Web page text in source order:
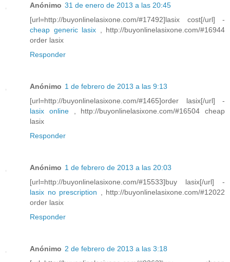
Anónimo 31 de enero de 2013 a las 20:45
[url=http://buyonlinelasixone.com/#17492]lasix cost[/url] -
cheap generic lasix , http://buyonlinelasixone.com/#16944
order lasix
Responder
Anónimo 1 de febrero de 2013 a las 9:13
[url=http://buyonlinelasixone.com/#1465]order lasix[/url] -
lasix online, http://buyonlinelasixone.com/#16504 cheap
lasix
Responder
Anónimo 1 de febrero de 2013 a las 20:03
[url=http://buyonlinelasixone.com/#15533]buy lasix[/url] -
lasix no prescription , http://buyonlinelasixone.com/#12022
order lasix
Responder
Anónimo 2 de febrero de 2013 a las 3:18